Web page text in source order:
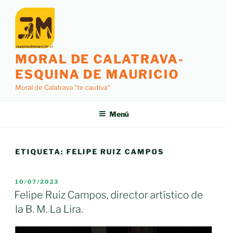
contenido
MORAL DE CALATRAVA-
ESQUINA DE MAURICIO
Moral de Calatrava "te cautiva"
Menú
ETIQUETA: FELIPE RUIZ CAMPOS
PUBLICADO
EL
10/07/2023
Felipe Ruiz Campos, director artístico de
la B. M. La Lira.